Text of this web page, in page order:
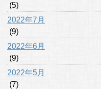
(5)
2022年7月
(9)
2022年6月
(9)
2022年5月
(7)